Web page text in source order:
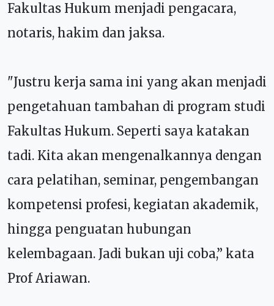
Fakultas Hukum menjadi pengacara,
notaris, hakim dan jaksa.
"Justru kerja sama ini yang akan menjadi
pengetahuan tambahan di program studi
Fakultas Hukum. Seperti saya katakan
tadi. Kita akan mengenalkannya dengan
cara pelatihan, seminar, pengembangan
kompetensi profesi, kegiatan akademik,
hingga penguatan hubungan
kelembagaan. Jadi bukan uji coba,” kata
Prof Ariawan.